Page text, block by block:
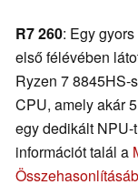
R7 260: Egy
első félévében
Ryzen 7 8845HS-
CPU, amely akár
egy dedikált
információt talál a